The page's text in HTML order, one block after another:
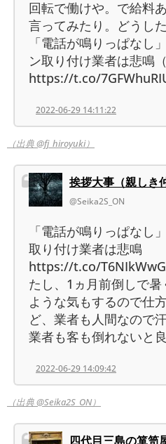
回転で働けや。で給料
言ってみたり。どうし
「電話が鳴りっぱなし
ン取り付け業者は悲鳴
https://t.co/
2022-06-29 14:11:22
（出典 @fj_hiroyuki）
挨拶大事（親しき
@Seika2S_ON
「電話が鳴りっぱなし
取り付け業者は悲鳴
https://t.co/
たし、1ヵ月前倒しで
ような気もするので仕
ど、業者も人間なので
業者も客も倒れないと良
2022-06-29 14:09:42
（出典 @Seika2S_ON）
四代目三島の箪笥